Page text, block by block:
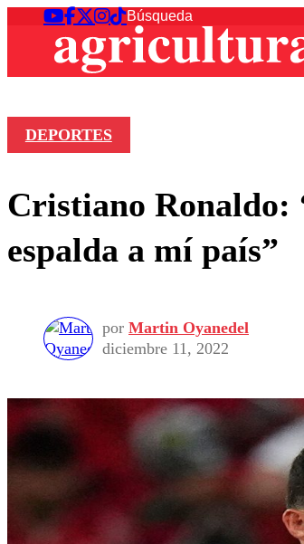
DEPORTES
Cristiano Ronaldo:
espalda a mí país”
por Martin Oyanedel
diciembre 11, 2022